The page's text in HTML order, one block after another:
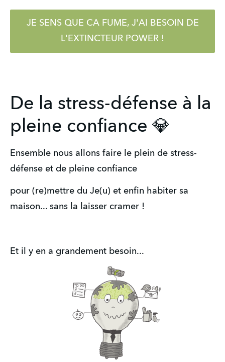
JE SENS QUE CA FUME, J'AI BESOIN DE
L'EXTINCTEUR POWER !
De la stress-défense à la
pleine confiance 💎
Ensemble nous allons faire le plein de stress-
défense et de pleine confiance
pour (re)mettre du Je(u) et enfin habiter sa
maison... sans la laisser cramer !
Et il y en a grandement besoin...